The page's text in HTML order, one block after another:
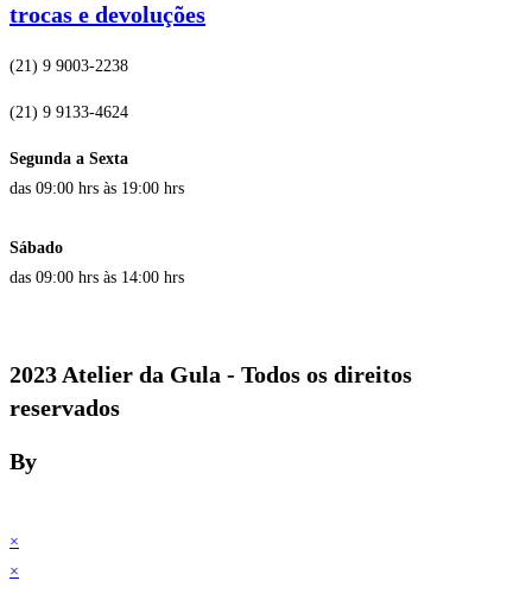
trocas e devoluções
(21) 9 9003-2238
(21) 9 9133-4624
Segunda a Sexta
das 09:00 hrs às 19:00 hrs
Sábado
das 09:00 hrs às 14:00 hrs
2023 Atelier da Gula - Todos os direitos
reservados
By
×
×